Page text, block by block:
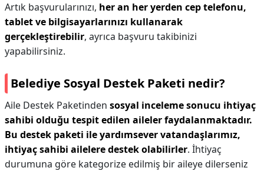
Artık başvurularınızı, her an her yerden cep telefonu,
tablet ve bilgisayarlarınızı kullanarak
gerçekleştirebilir, ayrıca başvuru takibinizi
yapabilirsiniz.
Belediye Sosyal Destek Paketi nedir?
Aile Destek Paketinden sosyal inceleme sonucu ihtiyaç
sahibi olduğu tespit edilen aileler faydalanmaktadır.
Bu destek paketi ile yardımsever vatandaşlarımız,
ihtiyaç sahibi ailelere destek olabilirler. İhtiyaç
durumuna göre kategorize edilmiş bir aileye dilerseniz